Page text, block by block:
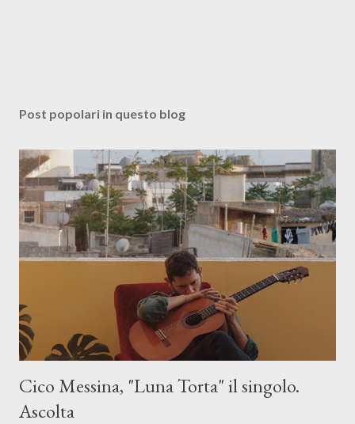
Post popolari in questo blog
Cico Messina, "Luna Torta" il singolo.
Ascolta